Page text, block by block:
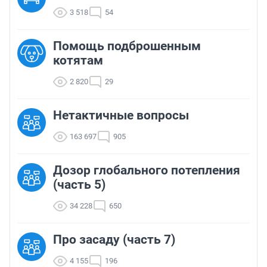
3 518 54
Помощь подброшенным
котятам
2 820 29
Нетактичные вопросы
163 697 905
Дозор глобального потепления
(часть 5)
34 228 650
Про засаду (часть 7)
4 155 196